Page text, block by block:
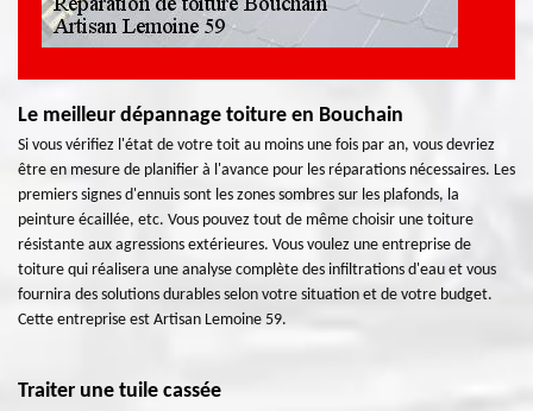
Le meilleur dépannage toiture en Bouchain
Si vous vérifiez l'état de votre toit au moins une fois par an, vous devriez
être en mesure de planifier à l'avance pour les réparations nécessaires. Les
premiers signes d'ennuis sont les zones sombres sur les plafonds, la
peinture écaillée, etc. Vous pouvez tout de même choisir une toiture
résistante aux agressions extérieures. Vous voulez une entreprise de
toiture qui réalisera une analyse complète des infiltrations d'eau et vous
fournira des solutions durables selon votre situation et de votre budget.
Cette entreprise est Artisan Lemoine 59.
Traiter une tuile cassée